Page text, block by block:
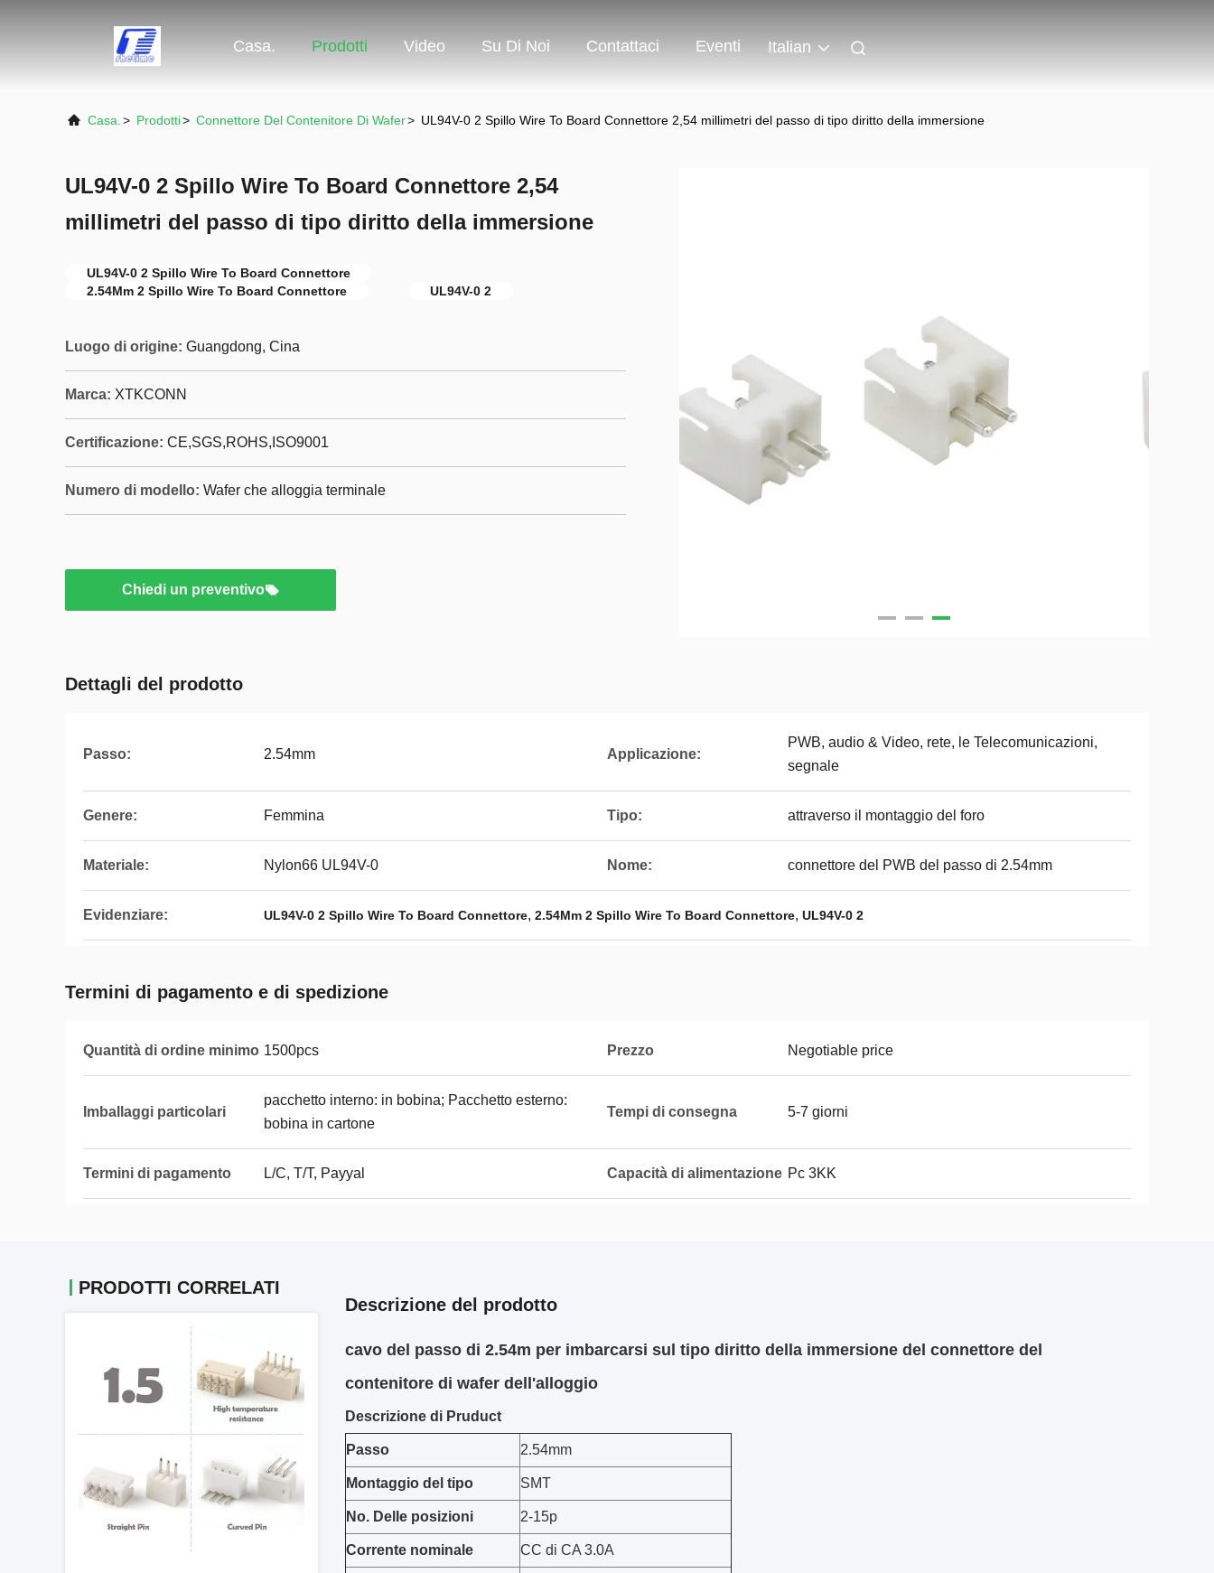
Casa. Prodotti Video Su Di Noi Contattaci Eventi Italian
Casa. > Prodotti> Connettore Del Contenitore Di Wafer> UL94V-0 2 Spillo Wire To Board Connettore 2,54 millimetri del passo di tipo diritto della immersione
UL94V-0 2 Spillo Wire To Board Connettore 2,54
millimetri del passo di tipo diritto della immersione
UL94V-0 2 Spillo Wire To Board Connettore
2.54Mm 2 Spillo Wire To Board Connettore
UL94V-0 2
Luogo di origine: Guangdong, Cina
Marca: XTKCONN
Certificazione: CE,SGS,ROHS,ISO9001
Numero di modello: Wafer che alloggia terminale
Chiedi un preventivo
Dettagli del prodotto
Passo: 2.54mm Applicazione:
PWB, audio & Video, rete, le Telecomunicazioni,
segnale
Genere: Femmina Tipo: attraverso il montaggio del foro
Materiale: Nylon66 UL94V-0 Nome: connettore del PWB del passo di 2.54mm
Evidenziare: UL94V-0 2 Spillo Wire To Board Connettore, 2.54Mm 2 Spillo Wire To Board Connettore, UL94V-0 2
Termini di pagamento e di spedizione
Quantità di ordine minimo 1500pcs Prezzo Negotiable price
Imballaggi particolari
pacchetto interno: in bobina; Pacchetto esterno:
bobina in cartone
Tempi di consegna 5-7 giorni
Termini di pagamento L/C, T/T, Payyal Capacità di alimentazione Pc 3KK
PRODOTTI CORRELATI
Descrizione del prodotto
cavo del passo di 2.54m per imbarcarsi sul tipo diritto della immersione del connettore del
contenitore di wafer dell'alloggio
Descrizione di Pruduct
Passo 2.54mm
Montaggio del tipo SMT
No. Delle posizioni 2-15p
Corrente nominale CC di CA 3.0A